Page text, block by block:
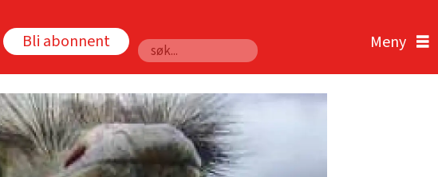
Bli abonnent
Søk